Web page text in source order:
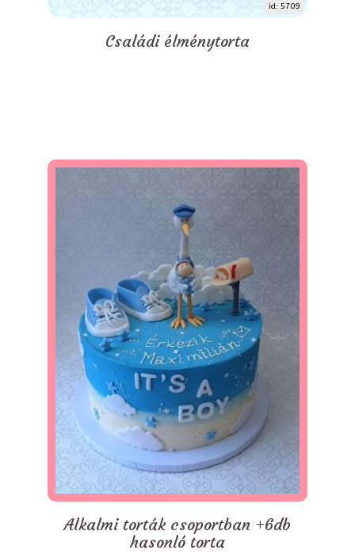
id: 5709
Családi élménytorta
Alkalmi torták csoportban +6db
hasonló torta